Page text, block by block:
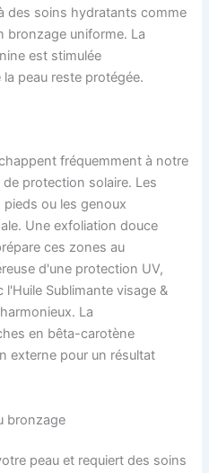
des soins hydratants comme
bronzage uniforme. La
est stimulée
peau reste protégée.
fréquemment à notre
protection solaire. Les
pieds ou les genoux
Une exfoliation douce
ces zones au
d'une protection UV,
Sublimante visage &
La
en bêta-carotène
externe pour un résultat
bronzage
peau et requiert des soins